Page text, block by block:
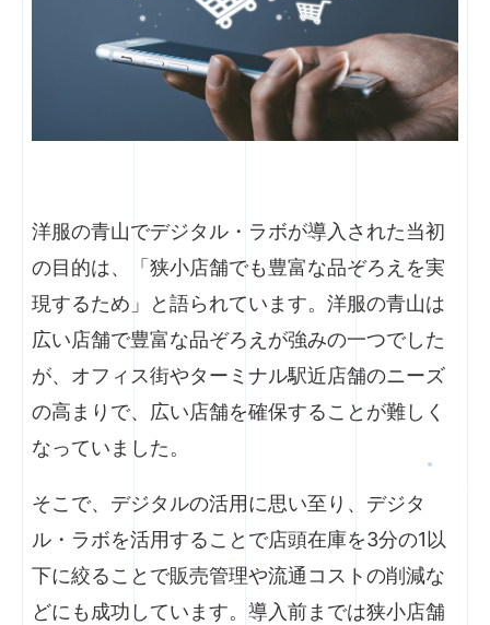
洋服の青山でデジタル・ラボが導入された当初
の目的は、「狭小店舗でも豊富な品ぞろえを実
現するため」と語られています。洋服の青山は
広い店舗で豊富な品ぞろえが強みの一つでした
が、オフィス街やターミナル駅近店舗のニーズ
の高まりで、広い店舗を確保することが難しく
なっていました。
そこで、デジタルの活用に思い至り、デジタ
ル・ラボを活用することで店頭在庫を3分の1以
下に絞ることで販売管理や流通コストの削減な
どにも成功しています。導入前までは狭小店舗